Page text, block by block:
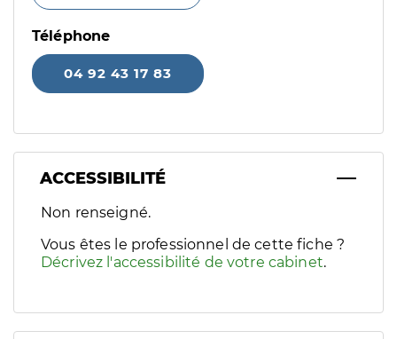
Téléphone
04 92 43 17 83
ACCESSIBILITÉ
Filtres
Sélectionnez un ou plusieurs handicaps/besoins
Non renseigné.
Vous êtes le professionnel de cette fiche ?
Décrivez l'accessibilité de votre cabinet.